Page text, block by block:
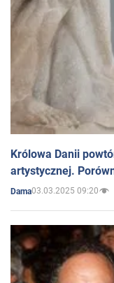
Królowa Danii
artystycznej.
Dama03.03.2025 09:20